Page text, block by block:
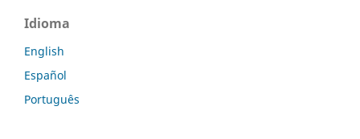
Idioma
English
Español
Português